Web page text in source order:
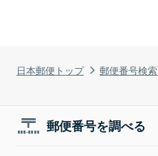
日本郵便トップ 郵便番号検索
郵便番号を調べる